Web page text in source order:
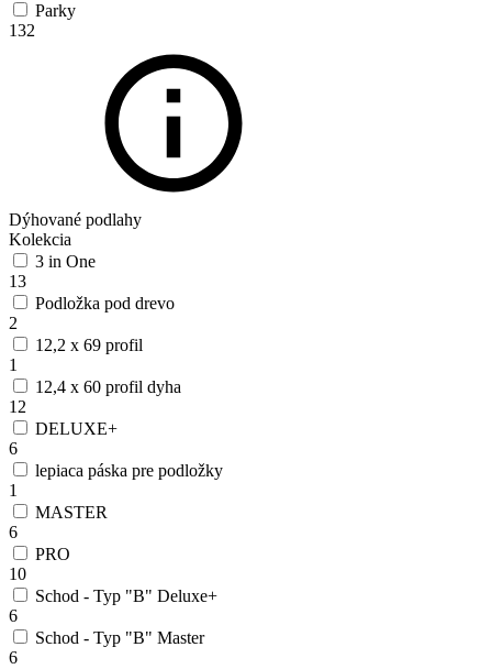
Parky
132
Dýhované podlahy
Kolekcia
3 in One
13
Podložka pod drevo
2
12,2 x 69 profil
1
12,4 x 60 profil dyha
12
DELUXE+
6
lepiaca páska pre podložky
1
MASTER
6
PRO
10
Schod - Typ "B" Deluxe+
6
Schod - Typ "B" Master
6